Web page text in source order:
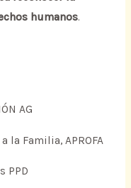
humanos.
AG
la Familia, APROFA
PPD